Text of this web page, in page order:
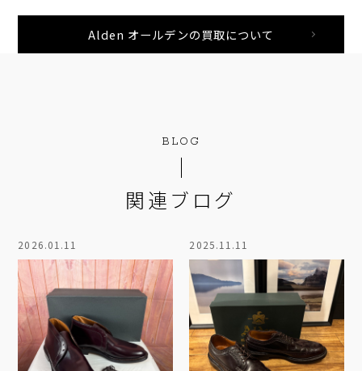
Alden オールデンの買取について
BLOG
関連ブログ
2026.01.11 2025.11.11